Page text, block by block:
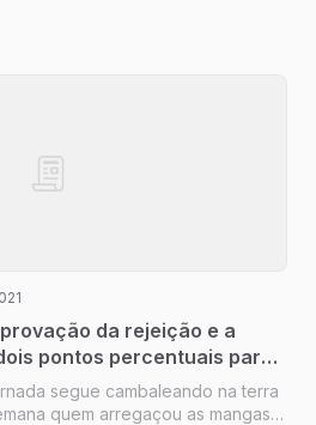
da rejeição e a
pontos percentuais para
segue cambaleando na terra
quem arregaçou as mangas e